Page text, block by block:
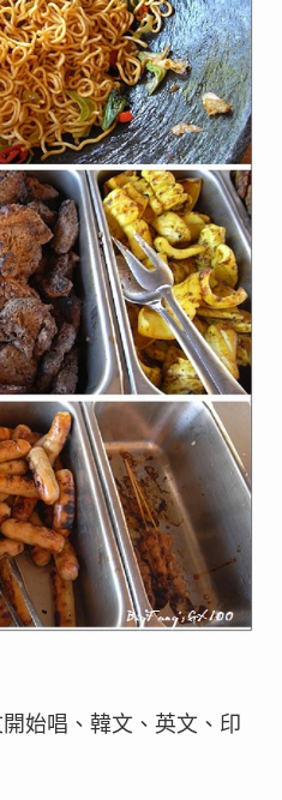
始唱、韓文、英文、印